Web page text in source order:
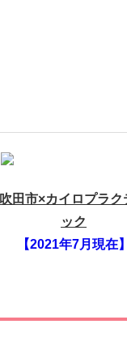
吹田市×カイロプラク
ック
【2021年7月現在】